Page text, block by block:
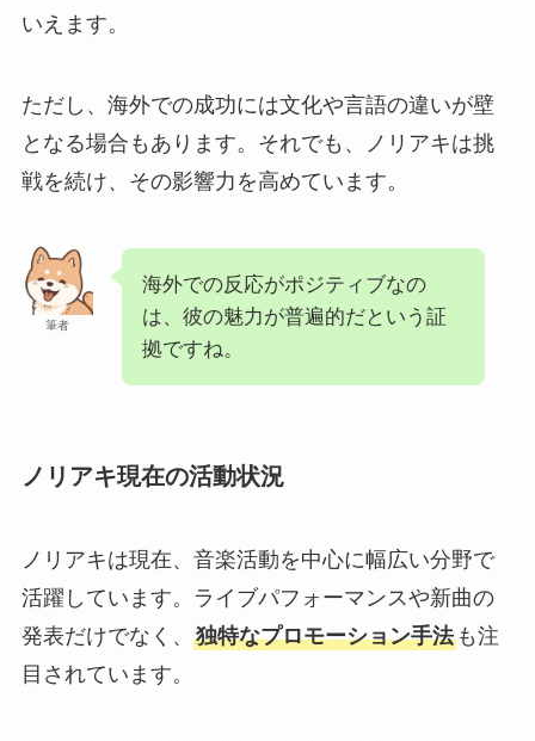
いえます。
ただし、海外での成功には文化や言語の違いが壁
となる場合もあります。それでも、ノリアキは挑
戦を続け、その影響力を高めています。
筆者
海外での反応がポジティブなの
は、彼の魅力が普遍的だという証
拠ですね。
ノリアキ現在の活動状況
ノリアキは現在、音楽活動を中心に幅広い分野で
活躍しています。ライブパフォーマンスや新曲の
発表だけでなく、 独特なプロモーション手法も注
目されています。